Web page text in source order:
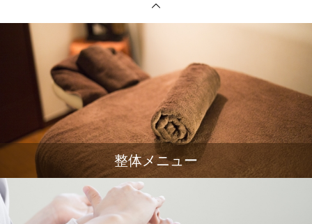
整体メニュー